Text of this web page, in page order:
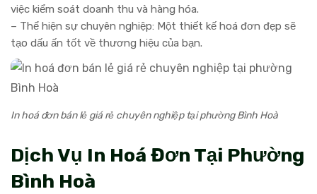
việc kiểm soát doanh thu và hàng hóa.
– Thể hiện sự chuyên nghiệp: Một thiết kế hoá đơn đẹp sẽ
tạo dấu ấn tốt về thương hiệu của bạn.
In hoá đơn bán lẻ giá rẻ chuyên nghiệp tại phường Bình Hoà
Dịch Vụ In Hoá Đơn Tại Phường
Bình Hoà